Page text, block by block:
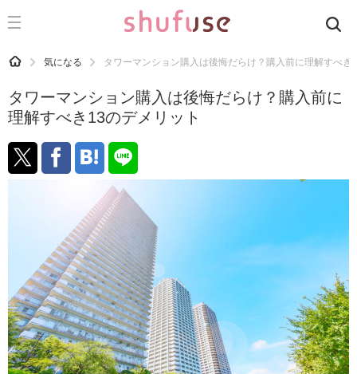
CATEGORY 記事カテゴリ
運気
洗濯
生活の知恵
マナー
趣味
食材辞典
おすすめ
HOME 気になる タワーマンション購入は後悔だらけ？購入前に理解すべき
タワーマンション購入は後悔だらけ？購入前に
理解すべき13のデメリット